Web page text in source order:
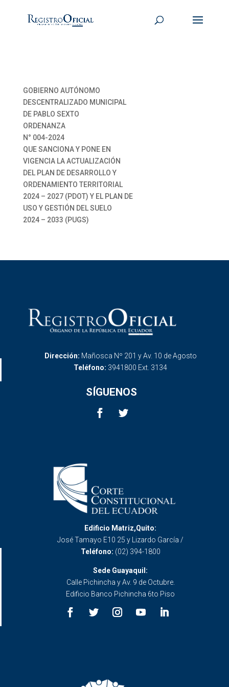
GOBIERNO AUTÓNOMO
DESCENTRALIZADO MUNICIPAL
DE PABLO SEXTO
ORDENANZA
N° 004-2024
QUE SANCIONA Y PONE EN
VIGENCIA LA ACTUALIZACIÓN
DEL PLAN DE DESARROLLO Y
ORDENAMIENTO TERRITORIAL
2024 – 2027 (PDOT) Y EL PLAN DE
USO Y GESTIÓN DEL SUELO
2024 – 2033 (PUGS)
Dirección: Mañosca Nº 201 y Av. 10 de Agosto
Teléfono: 3941800 Ext. 3134
SÍGUENOS
Edificio Matriz,Quito:
José Tamayo E10 25 y Lizardo García /
Teléfono: (02) 394-1800
Sede Guayaquil:
Calle Pichincha y Av. 9 de Octubre.
Edificio Banco Pichincha 6to Piso